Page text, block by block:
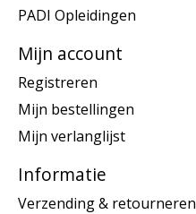
PADI Opleidingen
Mijn account
Registreren
Mijn bestellingen
Mijn verlanglijst
Informatie
Verzending & retourneren